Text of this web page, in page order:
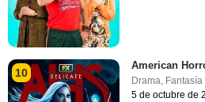
10
American
Drama, Fantasía
5 de octubre de